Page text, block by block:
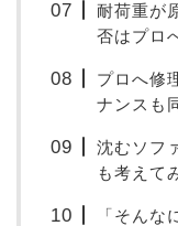
耐荷重が
否はプロ
プロへ修
ナンスも
沈むソフ
も考えて
「そん